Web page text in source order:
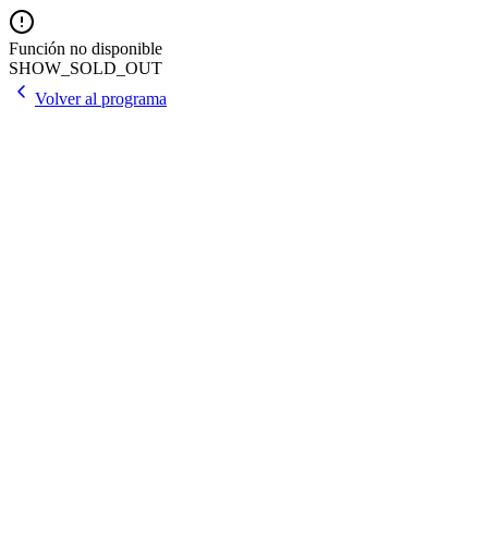
Función no disponible
SHOW_SOLD_OUT
Volver al programa